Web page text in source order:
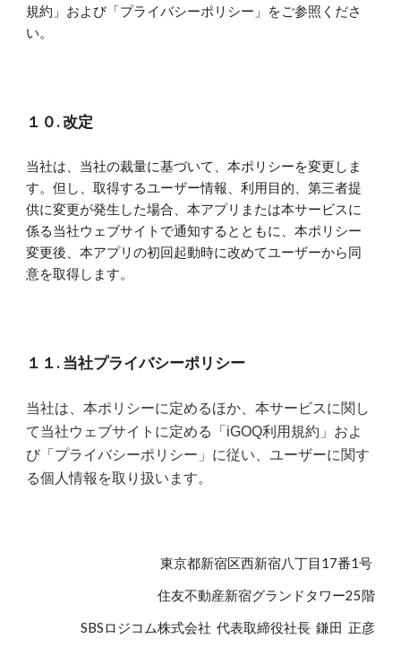
規約」および「プライバシーポリシー」をご参照くださ
い。
１０. 改定
当社は、当社の裁量に基づいて、本ポリシーを変更しま
す。但し、取得するユーザー情報、利用目的、第三者提
供に変更が発生した場合、本アプリまたは本サービスに
係る当社ウェブサイトで通知するとともに、本ポリシー
変更後、本アプリの初回起動時に改めてユーザーから同
意を取得します。
１１. 当社プライバシーポリシー
当社は、本ポリシーに定めるほか、本サービスに関し
て当社ウェブサイトに定める「iGOQ利用規約」およ
び「プライバシーポリシー」に従い、ユーザーに関す
る個人情報を取り扱います。
東京都新宿区西新宿八丁目17番1号
住友不動産新宿グランドタワー25階
SBSロジコム株式会社  代表取締役社長  鎌田  正彦